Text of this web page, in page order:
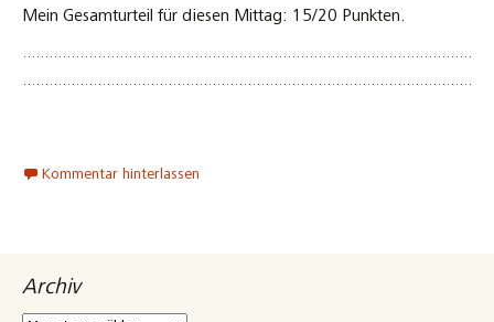
Mein Gesamturteil für diesen Mittag: 15/20 Punkten.
Kommentar hinterlassen
Archiv